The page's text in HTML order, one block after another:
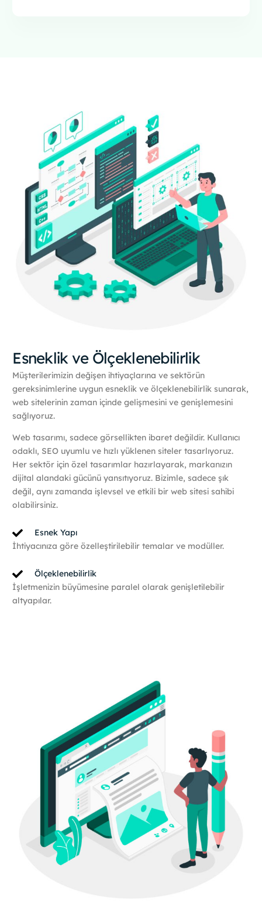
Esneklik ve Ölçeklenebilirlik
Müşterilerimizin değişen ihtiyaçlarına ve sektörün
gereksinimlerine uygun esneklik ve ölçeklenebilirlik sunarak,
web sitelerinin zaman içinde gelişmesini ve genişlemesini
sağlıyoruz.
Web tasarımı, sadece görsellikten ibaret değildir. Kullanıcı
odaklı, SEO uyumlu ve hızlı yüklenen siteler tasarlıyoruz.
Her sektör için özel tasarımlar hazırlayarak, markanızın
dijital alandaki gücünü yansıtıyoruz. Bizimle, sadece şık
değil, aynı zamanda işlevsel ve etkili bir web sitesi sahibi
olabilirsiniz.
Esnek Yapı
İhtiyacınıza göre özelleştirilebilir temalar ve modüller.
Ölçeklenebilirlik
İşletmenizin büyümesine paralel olarak genişletilebilir
altyapılar.